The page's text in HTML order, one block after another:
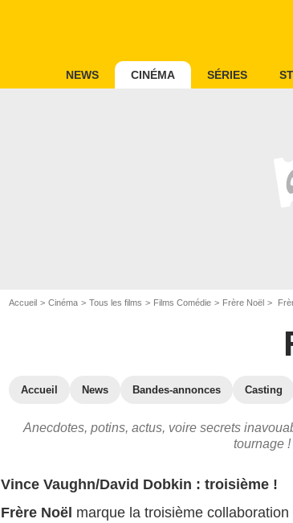
NEWS CINÉMA SÉRIES
Accueil Cinéma Tous les films Films Comédie Frère Noël
Accueil News Bandes-annonces Casting
Anecdotes, potins, actus, voire secrets
tournage !
Vince Vaughn/David Dobkin : troisième !
Frère Noël marque la troisième